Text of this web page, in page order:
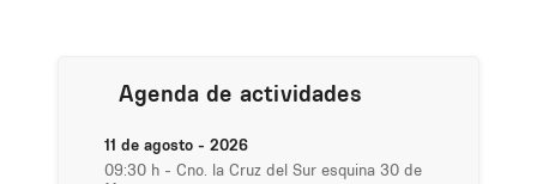
Agenda de actividades
11 de agosto - 2026
09:30 h - Cno. la Cruz del Sur esquina 30 de